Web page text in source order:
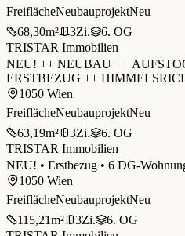
FreiflächeNeubauprojektNeu
68,30m² 3Zi. 6. OG
TRISTAR Immobilien
NEU! ++ NEUBAU ++
ERSTBEZUG ++
BARRIEREFREI ++ 8-
1050 Wien
FreiflächeNeubauprojektNeu
63,19m² 3Zi. 6. OG
TRISTAR Immobilien
NEU! • Erstbezug • 6 DG-
1050 Wien
FreiflächeNeubauprojektNeu
115,21m² 3Zi. 6. OG